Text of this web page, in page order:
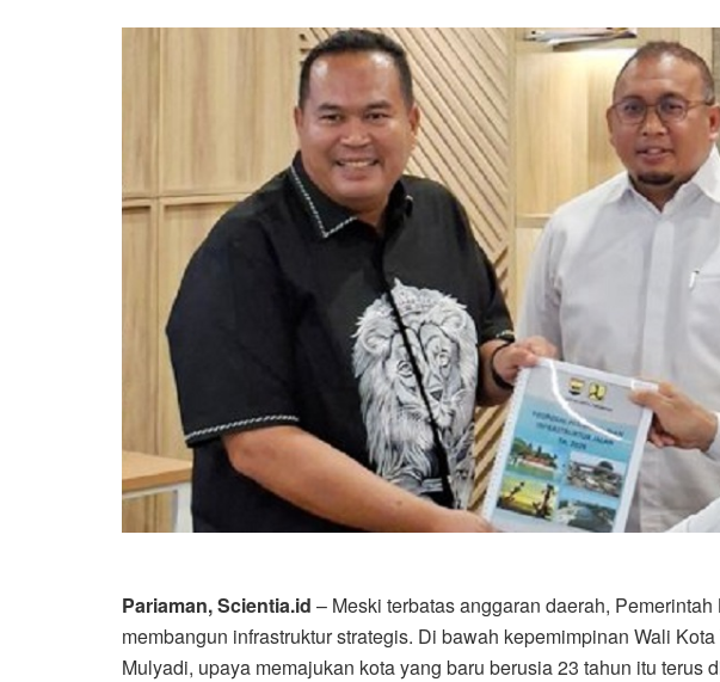
Pariaman, Scientia.id – Meski terbatas anggaran daerah,
membangun infrastruktur strategis. Di bawah kepemimpinan Wali
Mulyadi, upaya memajukan kota yang baru berusia 23 tahun itu terus